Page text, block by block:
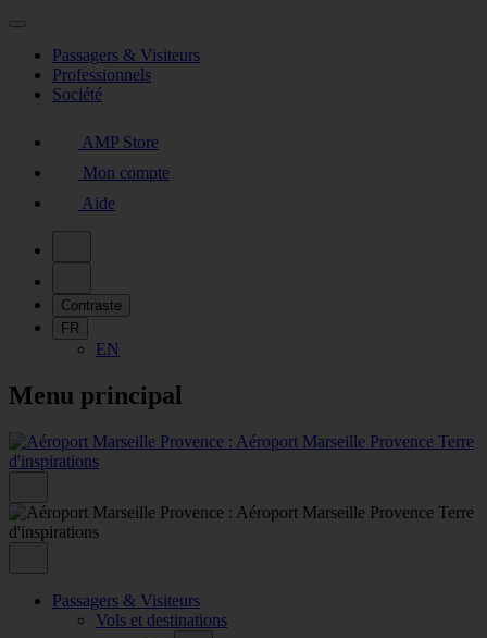
Passagers & Visiteurs
Professionnels
Société
AMP Store
Mon compte
Aide
Contraste
FR
EN
Menu principal
Passagers & Visiteurs
Vols et destinations